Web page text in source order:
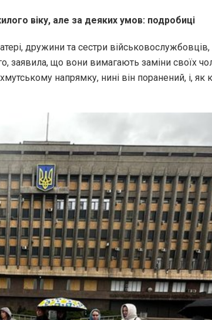
віку, але за деяких умов: подробиці
дружини та сестри військовослужбовців,
що вони вимагають заміни своїх
напрямку, нині він поранений, і, як